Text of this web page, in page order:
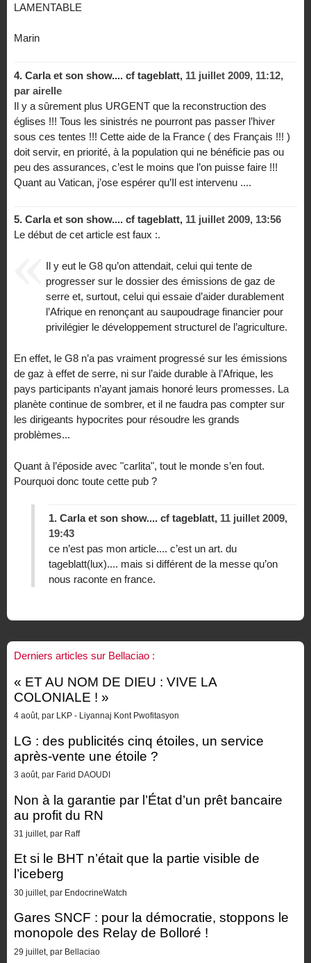
LAMENTABLE
Marin
4. Carla et son show.... cf tageblatt, 11 juillet 2009, 11:12,
par airelle
Il y a sûrement plus URGENT que la reconstruction des
églises !!! Tous les sinistrés ne pourront pas passer l’hiver
sous ces tentes !!! Cette aide de la France ( des Français !!! )
doit servir, en priorité, à la population qui ne bénéficie pas ou
peu des assurances, c’est le moins que l’on puisse faire !!!
Quant au Vatican, j’ose espérer qu’Il est intervenu ....
5. Carla et son show.... cf tageblatt, 11 juillet 2009, 13:56
Le début de cet article est faux :.
Il y eut le G8 qu’on attendait, celui qui tente de
progresser sur le dossier des émissions de gaz de
serre et, surtout, celui qui essaie d’aider durablement
l’Afrique en renonçant au saupoudrage financier pour
privilégier le développement structurel de l’agriculture.
En effet, le G8 n’a pas vraiment progressé sur les émissions
de gaz à effet de serre, ni sur l’aide durable à l’Afrique, les
pays participants n’ayant jamais honoré leurs promesses. La
planète continue de sombrer, et il ne faudra pas compter sur
les dirigeants hypocrites pour résoudre les grands
problèmes...
Quant à l’époside avec "carlita", tout le monde s’en fout.
Pourquoi donc toute cette pub ?
1. Carla et son show.... cf tageblatt, 11 juillet 2009,
19:43
ce n’est pas mon article.... c’est un art. du
tageblatt(lux).... mais si différent de la messe qu’on
nous raconte en france.
Derniers articles sur Bellaciao :
« ET AU NOM DE DIEU : VIVE LA
COLONIALE ! »
4 août, par LKP - Liyannaj Kont Pwofitasyon
LG : des publicités cinq étoiles, un service
après-vente une étoile ?
3 août, par Farid DAOUDI
Non à la garantie par l’État d’un prêt bancaire
au profit du RN
31 juillet, par Raff
Et si le BHT n’était que la partie visible de
l’iceberg
30 juillet, par EndocrineWatch
Gares SNCF : pour la démocratie, stoppons le
monopole des Relay de Bolloré !
29 juillet, par Bellaciao